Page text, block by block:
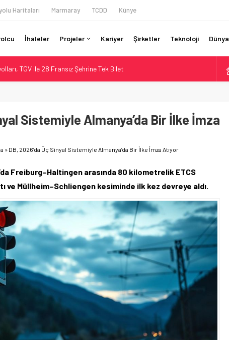
Haritaları Marmaray TCDD Künye
İhaleler Projeler Kariyer Şirketler Teknoloji Dünya
Brenner’da 15 Günlük Bakım: Tren Seferleri Duruyor
İtibaren Koltukta Bagaja Kalıcı Yasak, Ceza Yok
Tarihi Entegrasyon: GBR Anglia Resmen Başladı
TGV ile 28 Fransız Şehrine Tek Bilet
Sistemiyle Almanya’da Bir İlke İmza
» DB, 2026’da Üç Sinyal Sistemiyle Almanya’da Bir İlke İmza Atıyor
Freiburg–Haltingen arasında 80 kilometrelik ETCS
ve Müllheim–Schliengen kesiminde ilk kez devreye aldı.